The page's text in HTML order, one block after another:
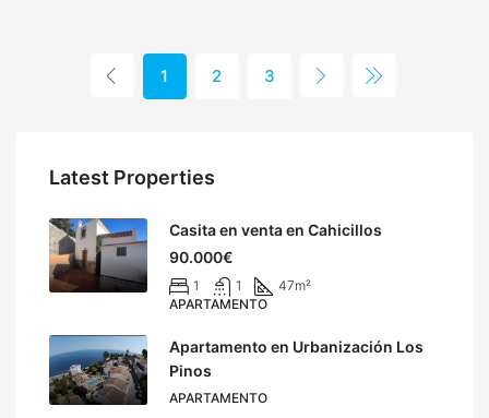
1 2 3
Latest Properties
Casita en venta en Cahicillos
90.000€
1 1 47m²
APARTAMENTO
Apartamento en Urbanización Los
Pinos
APARTAMENTO